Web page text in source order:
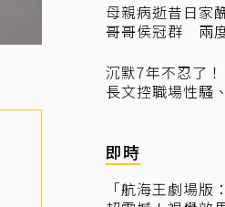
母親病逝昔日家
哥哥侯冠群 兩
沉默7年不忍了
長文控職場性騷
即時
「航海王劇場版